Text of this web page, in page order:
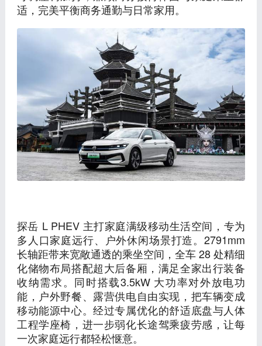
适，完美平衡商务通勤与日常家用。
探岳 L PHEV 主打家庭满级移动生活空间，专为
多人口家庭远行、户外休闲场景打造。2791mm
长轴距带来宽敞通透的乘坐空间，全车 28 处精细
化储物布局搭配超大后备厢，满足全家出行装备
收纳需求。同时搭载3.5kW 大功率对外放电功
能，户外野餐、露营供电自由实现，把车辆变成
移动能源中心。经过专属优化的舒适底盘与人体
工程学座椅，进一步弱化长途驾乘疲劳感，让每
一次家庭远行都轻松惬意。